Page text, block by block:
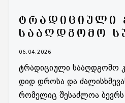
ᲢᲠᲐᲓᲘᲪᲘᲣᲚᲘ
ᲡᲐᲐᲦᲓᲒᲝᲛᲝ
06.04.2026
ტრადიციული სააღდგომო
დიდ დროსა და
რომელიც შესაძლოა ბევრს